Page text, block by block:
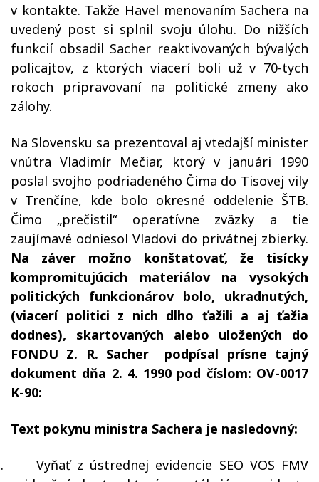
v kontakte. Takže Havel menovaním Sachera na
uvedený post si splnil svoju úlohu. Do nižších
funkcií obsadil Sacher reaktivovaných bývalých
policajtov, z ktorých viacerí boli už v 70-tych
rokoch pripravovaní na politické zmeny ako
zálohy.
Na Slovensku sa prezentoval aj vtedajší minister
vnútra Vladimír Mečiar, ktorý v januári 1990
poslal svojho podriadeného Čima do Tisovej vily
v Trenčíne, kde bolo okresné oddelenie ŠTB.
Čimo „prečistil“ operatívne zväzky a tie
zaujímavé odniesol Vladovi do privátnej zbierky.
Na záver možno konštatovať, že tisícky
kompromitujúcich materiálov na vysokých
politických funkcionárov bolo, ukradnutých,
(viacerí politici z nich dlho ťažili a aj ťažia
dodnes), skartovaných alebo uložených do
FONDU Z. R. Sacher podpísal prísne tajný
dokument dňa 2. 4. 1990 pod číslom: OV-0017
K-90:
Text pokynu ministra Sachera je nasledovný:
Vyňať z ústrednej evidencie SEO VOS FMV